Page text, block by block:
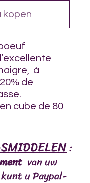
kopen
à
de
cube de 80
:
van uw
u Paypal-